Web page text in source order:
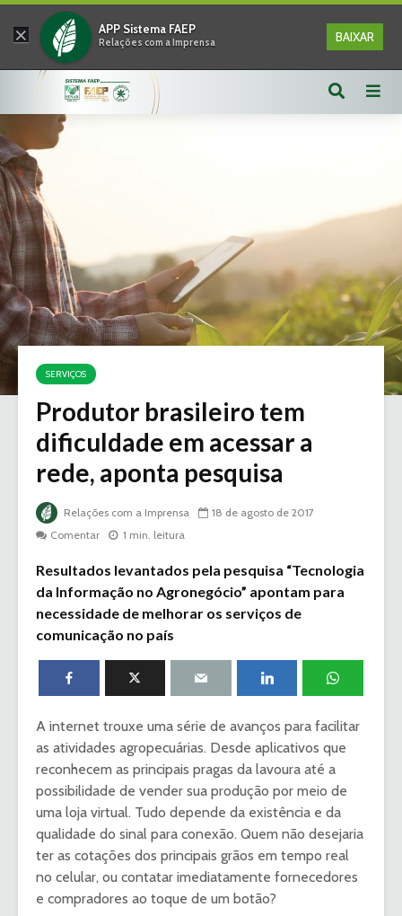
× APP Sistema FAEP
Relações com a Imprensa BAIXAR
SERVIÇOS
Produtor brasileiro tem
dificuldade em acessar a
rede, aponta pesquisa
Relações com a Imprensa
18 de agosto de 2017
Comentar
1 min. leitura
Resultados levantados pela pesquisa “Tecnologia
da Informação no Agronegócio” apontam para
necessidade de melhorar os serviços de
comunicação no país
A internet trouxe uma série de avanços para facilitar
as atividades agropecuárias. Desde aplicativos que
reconhecem as principais pragas da lavoura até a
possibilidade de vender sua produção por meio de
uma loja virtual. Tudo depende da existência e da
qualidade do sinal para conexão. Quem não desejaria
ter as cotações dos principais grãos em tempo real
no celular, ou contatar imediatamente fornecedores
e compradores ao toque de um botão?